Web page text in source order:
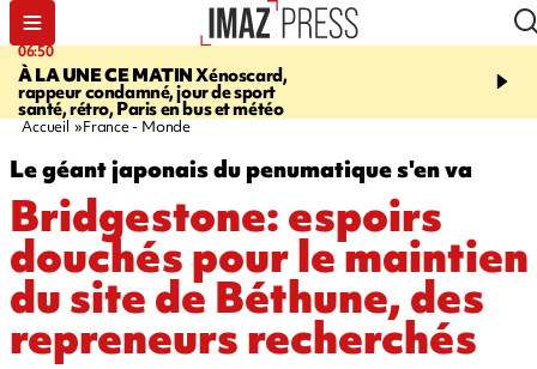
06:50
À LA UNE CE MATINXénoscard,
rappeur condamné, jour de sport
santé, rétro, Paris en bus et météo
08:53
Jour de
2026 - bouger,
Accueil France - Monde
Le géant japonais du penumatique s'en va
Bridgestone: espoirs
douchés pour le maintien
du site de Béthune, des
repreneurs recherchés